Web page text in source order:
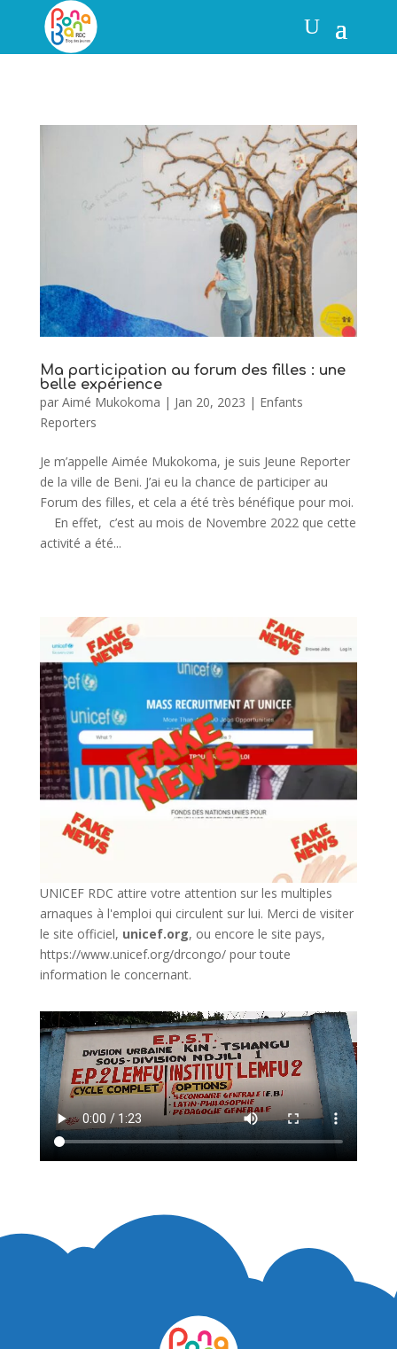
Ma participation au forum des filles : une
belle expérience
par Aimé Mukokoma | Jan 20, 2023 | Enfants
Reporters
Je m’appelle Aimée Mukokoma, je suis Jeune Reporter
de la ville de Beni. J’ai eu la chance de participer au
Forum des filles, et cela a été très bénéfique pour moi.
En effet, c’est au mois de Novembre 2022 que cette
activité a été...
UNICEF RDC attire votre attention sur les multiples
arnaques à l'emploi qui circulent sur lui. Merci de visiter
le site officiel, unicef.org, ou encore le site pays,
https://www.unicef.org/drcongo/pour toute
information le concernant.